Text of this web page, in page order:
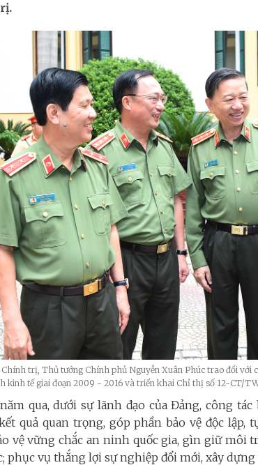
Chính trị, Thủ tướng Chính phủ Nguyễn Xuân Phúc trao đổi với
kinh tế giai đoạn 2009 - 2016 và triển khai Chỉ thị số 12-CT/
qua, dưới sự lãnh đạo của Đảng, công
quả quan trọng, góp phần bảo vệ độc lập,
vệ vững chắc an ninh quốc gia, gìn giữ môi
phục vụ thắng lợi sự nghiệp đổi mới, xây dựng